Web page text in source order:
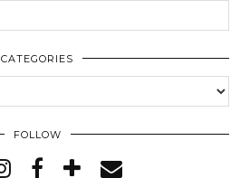
CATEGORIES
FOLLOW